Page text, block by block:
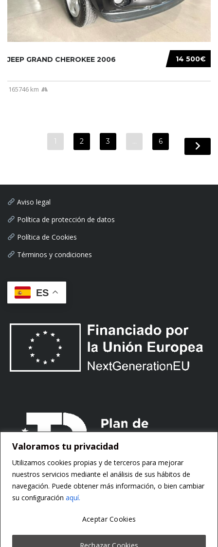
Valoramos tu privacidad
Utilizamos cookies propias y de terceros para mejorar
nuestros servicios mediante el análisis de sus hábitos de
navegación. Puede obtener más información, o bien cambiar
su conﬁguración aquí.
Rechazar Cookies
Aceptar Cookies
14 500€
JEEP GRAND CHEROKEE 2006
165746 km
1 2 3 … 6
Aviso legal
Política de protección de datos
Política de Cookies
Términos y condiciones
ES